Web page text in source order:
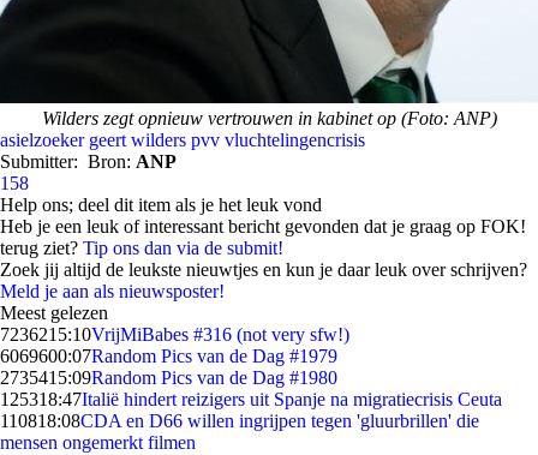
Wilders zegt opnieuw vertrouwen in kabinet op (Foto: ANP)
asielzoeker geert wilders pvv vluchtelingencrisis
Submitter: Bron: ANP
158
Help ons; deel dit item als je het leuk vond
Heb je een leuk of interessant bericht gevonden dat je graag op FOK!
terug ziet? Tip ons dan via de submit!
Zoek jij altijd de leukste nieuwtjes en kun je daar leuk over schrijven?
Meld je aan als nieuwsposter!
Meest gelezen
7236215:10VrijMiBabes #316 (not very sfw!)
6069600:07Random Pics van de Dag #1979
2735415:09Random Pics van de Dag #1980
125318:47Italië hindert reizigers uit Spanje na migratiecrisis Ceuta
110818:08CDA en D66 willen ingrijpen tegen 'gluurbrillen' die
mensen ongemerkt filmen